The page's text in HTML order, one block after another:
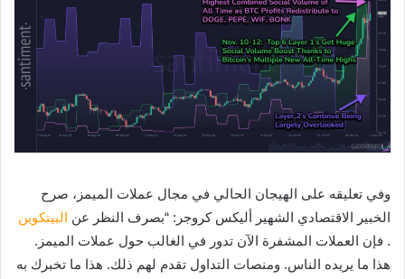
وفي تعليقه على الهيجان الحالي في مجال عملات الميمز، صرح
الخبير الاقتصادي الشهير أليكس كروجر: “بصرف النظر عن البيتكوين
. فإن العملات المشفرة الآن تدور في الغالب حول عملات الميمز.
هذا ما يريده الناس. ومنصات التداول تقدم لهم ذلك. هذا ما تخبرك به